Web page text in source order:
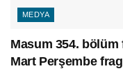
MEDYA
Masum 354. bölüm
Mart Perşembe